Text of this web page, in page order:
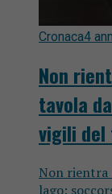
Cronaca4
Non
tavola
vigili del
Non rientra
lago: